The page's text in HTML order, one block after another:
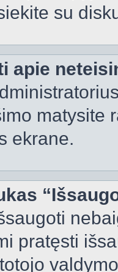
su
apie
matysite
ekrane.
pratęsti